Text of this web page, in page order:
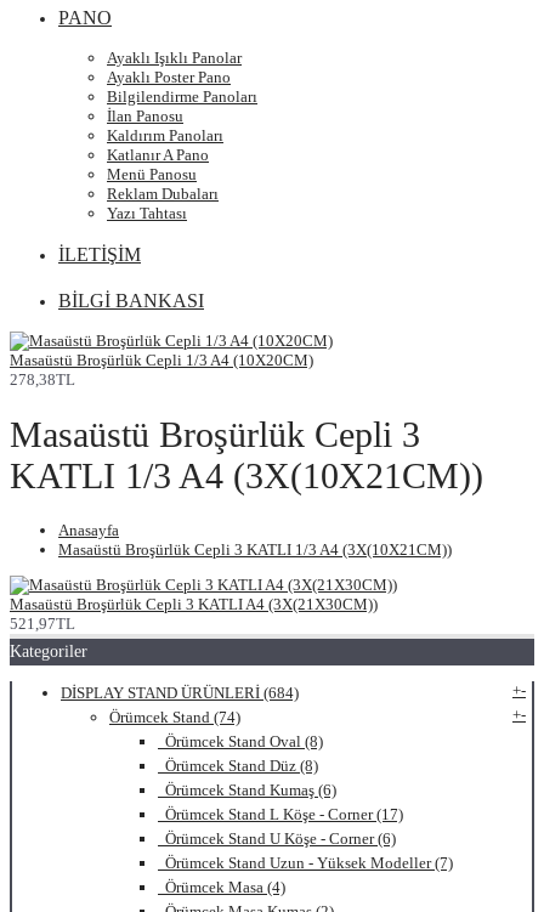
PANO
Ayaklı Işıklı Panolar
Ayaklı Poster Pano
Bilgilendirme Panoları
İlan Panosu
Kaldırım Panoları
Katlanır A Pano
Menü Panosu
Reklam Dubaları
Yazı Tahtası
İLETİŞİM
BİLGİ BANKASI
Masaüstü Broşürlük Cepli 1/3 A4 (10X20CM)
278,38TL
Masaüstü Broşürlük Cepli 3
KATLI 1/3 A4 (3X(10X21CM))
Anasayfa
Masaüstü Broşürlük Cepli 3 KATLI 1/3 A4 (3X(10X21CM))
Masaüstü Broşürlük Cepli 3 KATLI A4 (3X(21X30CM))
521,97TL
Kategoriler
DİSPLAY STAND ÜRÜNLERİ (684) +-
Örümcek Stand (74)
+-
Örümcek Stand Oval (8)
Örümcek Stand Düz (8)
Örümcek Stand Kumaş (6)
Örümcek Stand L Köşe - Corner (17)
Örümcek Stand U Köşe - Corner (6)
Örümcek Stand Uzun - Yüksek Modeller (7)
Örümcek Masa (4)